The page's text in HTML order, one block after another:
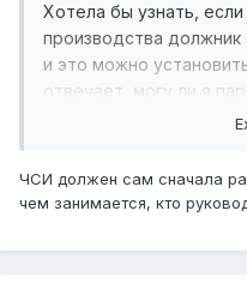
Хотела бы узнать,
производства
и это можно
отвечает, могу ли я
производству
ЧСИ должен сам сначала
чем занимается, кто